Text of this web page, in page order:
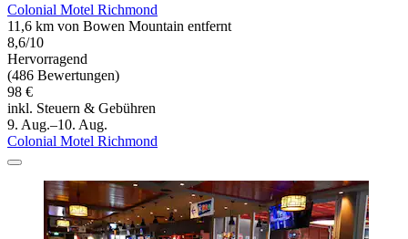
Colonial Motel Richmond
11,6 km von Bowen Mountain entfernt
8,6/10
Hervorragend
(486 Bewertungen)
98 €
inkl. Steuern & Gebühren
9. Aug.–10. Aug.
Colonial Motel Richmond